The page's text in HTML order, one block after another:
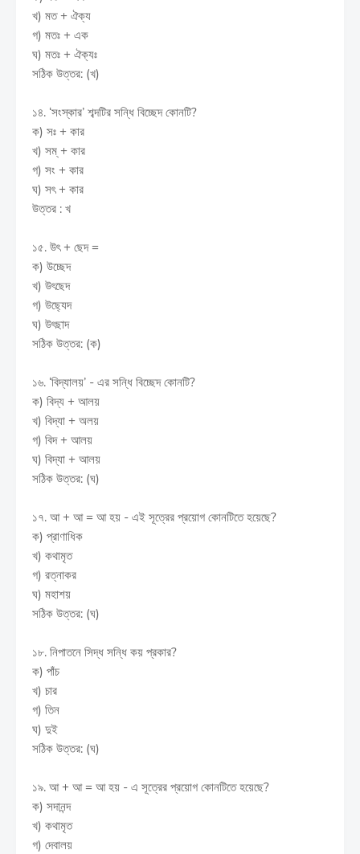
খ) মত + ঐক্য
গ) মতঃ + এক
ঘ) মতঃ + ঐক্যঃ
সঠিক উত্তর: (খ)
১৪. ‘সংস্কার’ শব্দটির সন্ধি বিচ্ছেদ কোনটি?
ক) সঃ + কার
খ) সম্ + কার
গ) সং + কার
ঘ) সৎ + কার
উত্তর : খ
১৫. উৎ + ছেদ =
ক) উচ্ছেদ
খ) উৎছেদ
গ) উছ্যেদ
ঘ) উৎছাদ
সঠিক উত্তর: (ক)
১৬. ‘বিদ্যালয়’ - এর সন্ধি বিচ্ছেদ কোনটি?
ক) বিদ্য + আলয়
খ) বিদ্যা + অলয়
গ) বিদ + আলয়
ঘ) বিদ্যা + আলয়
সঠিক উত্তর: (ঘ)
১৭. আ + আ = আ হয় - এই সূত্রের প্রয়োগ কোনটিতে হয়েছে?
ক) প্রাণাধিক
খ) কথামৃত
গ) রত্নাকর
ঘ) মহাশয়
সঠিক উত্তর: (ঘ)
১৮. নিপাতনে সিদ্ধ সন্ধি কয় প্রকার?
ক) পাঁচ
খ) চার
গ) তিন
ঘ) দুই
সঠিক উত্তর: (ঘ)
১৯. আ + আ = আ হয় - এ সূত্রের প্রয়োগ কোনটিতে হয়েছে?
ক) সদানন্দ
খ) কথামৃত
গ) দেবালয়